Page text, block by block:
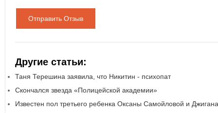
Отправить Отзыв
Другие статьи:
Таня Терешина заявила, что Никитин - психопат
Скончался звезда «Полицейской академии»
Известен пол третьего ребенка Оксаны Самойловой и Джигана